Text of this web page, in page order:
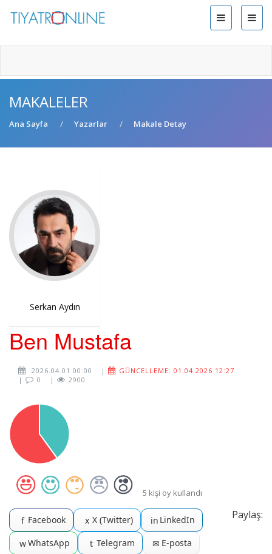
MAKALELER
Ana Sayfa Yazarlar Makale Detay
Serkan Aydın
Ben Mustafa
2026.04.01 00:00 |
GÜNCELLEME: 01.04.2026 12:27
|
0 | 2900
5 kişi oy kullandı
Paylaş:
f Facebook x X (Twitter) in LinkedIn
wWhatsApp t Telegram ✉ E-posta